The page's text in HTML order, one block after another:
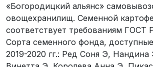
«Богородицкий альянс»
овощехранилищ. Семенной
соответствует требованиям ГОСТ
Сорта семенного фонда,
2019-2020 гг.: Ред Соня Э, Нандина